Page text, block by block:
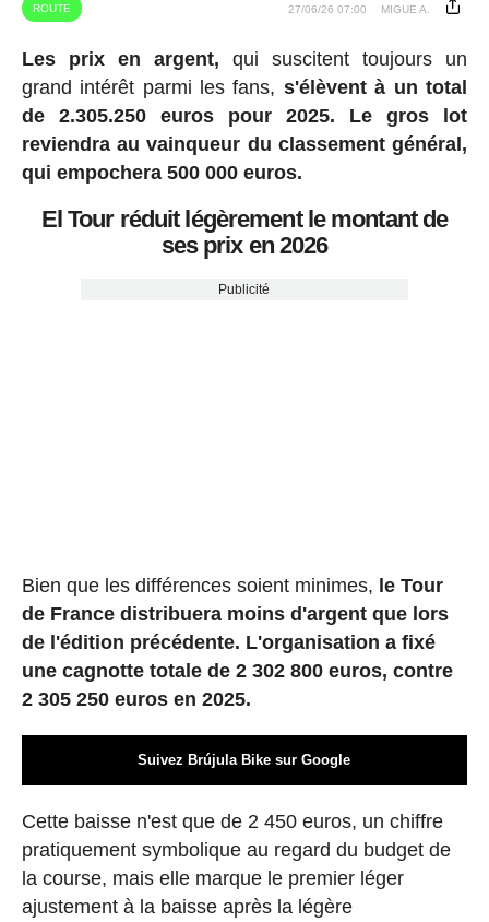
ROUTE 27/06/26 07:00 MIGUE A.
Les prix en argent, qui suscitent toujours un
grand intérêt parmi les fans, s'élèvent à un total
de 2.305.250 euros pour 2025.
Le gros lot
reviendra au vainqueur du classement général,
qui empochera 500 000 euros.
El Tour réduit légèrement le montant de
ses prix en 2026
Publicité
Bien que les différences soient minimes, le Tour
de France distribuera moins d'argent que lors
de l'édition précédente. L'organisation a fixé
une cagnotte totale de 2 302 800 euros, contre
2 305 250 euros en 2025.
Suivez Brújula Bike sur Google
Cette baisse n'est que de 2 450 euros, un chiffre
pratiquement symbolique au regard du budget de
la course, mais elle marque le premier léger
ajustement à la baisse après la légère